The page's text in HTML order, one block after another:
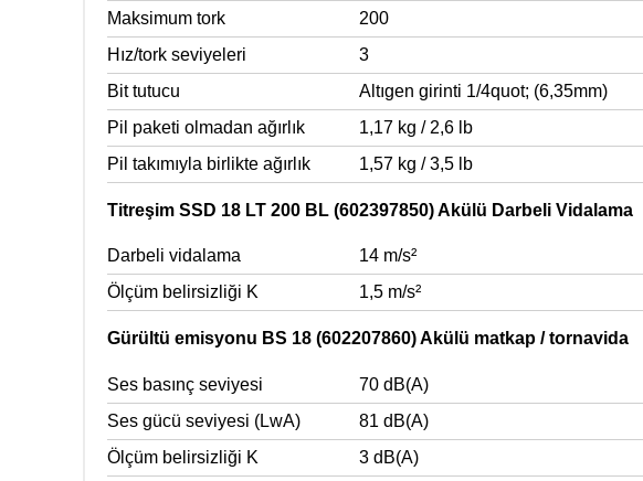
Maksimum tork
200
Hız/tork seviyeleri
3
Bit tutucu
Altıgen girinti 1/4quot; (6,35mm)
Pil paketi olmadan ağırlık
1,17 kg / 2,6 lb
Pil takımıyla birlikte ağırlık
1,57 kg / 3,5 lb
Titreşim SSD 18 LT 200 BL (602397850) Akülü Darbeli Vidalama
Darbeli vidalama
14 m/s²
Ölçüm belirsizliği K
1,5 m/s²
Gürültü emisyonu BS 18 (602207860) Akülü matkap / tornavida
Ses basınç seviyesi
70 dB(A)
Ses gücü seviyesi (LwA)
81 dB(A)
Ölçüm belirsizliği K
3 dB(A)